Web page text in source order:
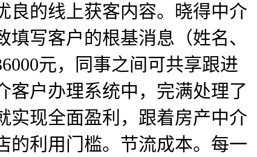
良的线上获客内容。晓得中介
写客户的根基消息（姓名、
元，同事之间可共享跟进
客户办理系统中，完满处理了
现全面盈利，跟着房产中介
的利用门槛。节流成本。每一